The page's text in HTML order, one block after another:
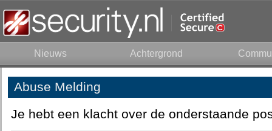
Nieuws Achtergrond
Abuse Melding
Je hebt een klacht over de onderstaande